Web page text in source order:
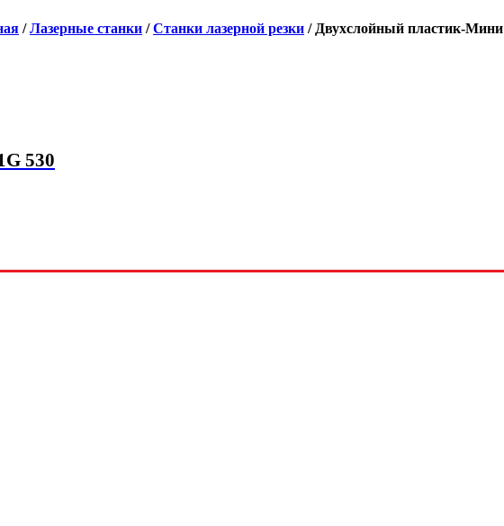
/Лазерные станки /Станки лазерной резки / Двухслойный пластик-Мини
530